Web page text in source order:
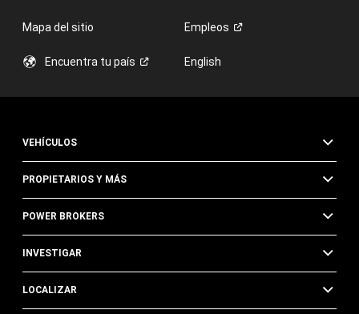
Mapa del sitio Empleos
Encuentra tu país English
VEHÍCULOS
PROPIETARIOS Y MÁS
POWER BROKERS
INVESTIGAR
LOCALIZAR